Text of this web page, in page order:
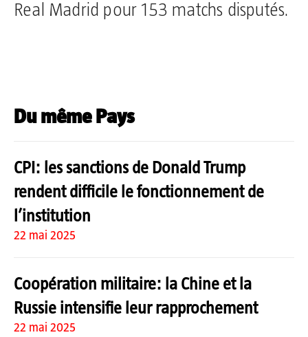
Real Madrid pour 153 matchs disputés.
Du même Pays
CPI: les sanctions de Donald Trump
rendent difficile le fonctionnement de
l’institution
22 mai 2025
Coopération militaire: la Chine et la
Russie intensifie leur rapprochement
22 mai 2025